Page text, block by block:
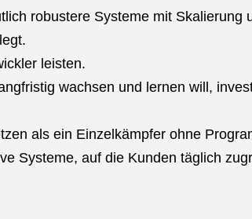
robustere Systeme mit Skalierung
leisten.
wachsen und lernen will,
als ein Einzelkämpfer ohne
Systeme, auf die Kunden täglich